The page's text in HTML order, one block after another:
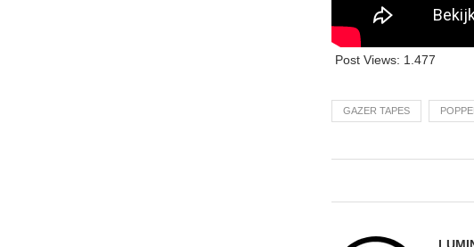
Post Views: 1.477
GAZER TAPES POPPEL